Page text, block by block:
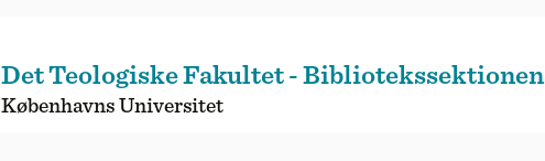
Det Teologiske Fakultet - Bibliotekssektionen
Københavns Universitet